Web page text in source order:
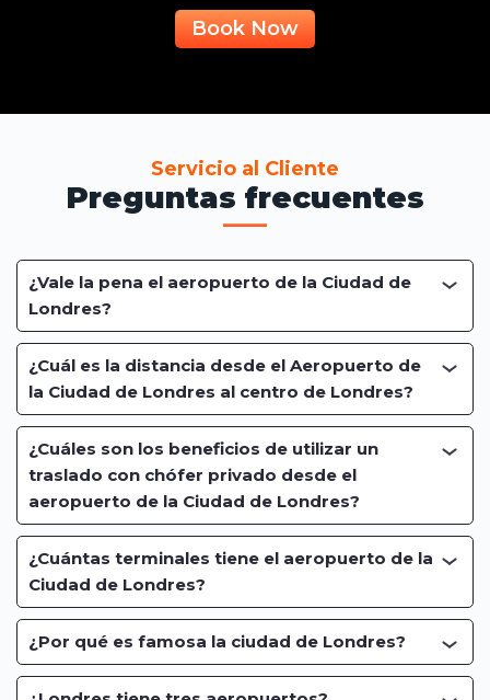
Book Now
Servicio al Cliente
Preguntas frecuentes
¿Vale la pena el aeropuerto de la Ciudad de
Londres?
¿Cuál es la distancia desde el Aeropuerto de
la Ciudad de Londres al centro de Londres?
¿Cuáles son los beneficios de utilizar un
traslado con chófer privado desde el
aeropuerto de la Ciudad de Londres?
¿Cuántas terminales tiene el aeropuerto de la
Ciudad de Londres?
¿Por qué es famosa la ciudad de Londres?